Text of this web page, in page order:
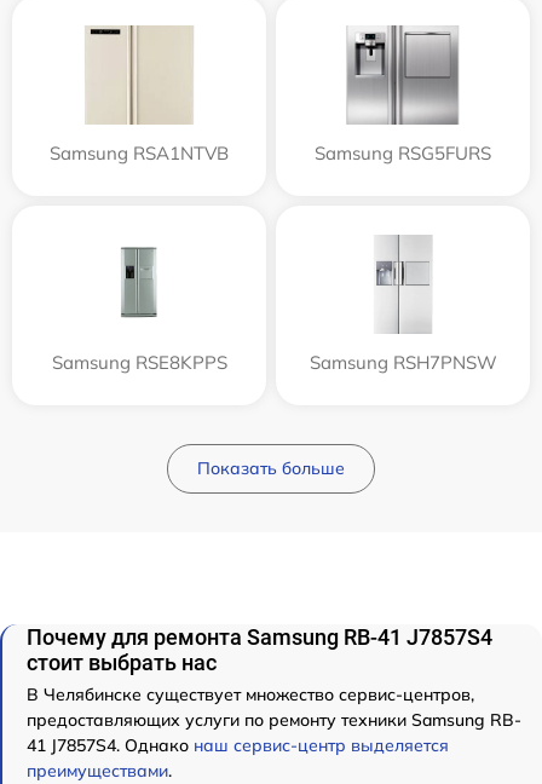
Samsung RSA1NTVB Samsung RSG5FURS
Samsung RSE8KPPS Samsung RSH7PNSW
Показать больше
Почему для ремонта Samsung RB-41 J7857S4
стоит выбрать нас
В Челябинске существует множество сервис-центров,
предоставляющих услуги по ремонту техники Samsung RB-
41 J7857S4. Однако наш сервис-центр выделяется
преимуществами.